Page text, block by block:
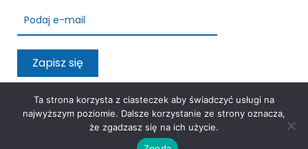
Zapisz się
Ta strona korzysta z ciasteczek aby świadczyć usługi na
najwyższym poziomie. Dalsze korzystanie ze strony oznacza,
że zgadzasz się na ich użycie.